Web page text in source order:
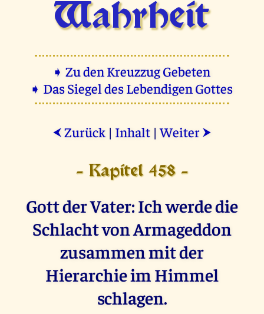
Wahrheit
➧ Zu den Kreuzzug Gebeten
➧ Das Siegel des Lebendigen Gottes
⮜ Zurück | Inhalt |Weiter ⮞
- Kapitel 458 -
Gott der Vater: Ich werde die
Schlacht von Armageddon
zusammen mit der
Hierarchie im Himmel
schlagen.